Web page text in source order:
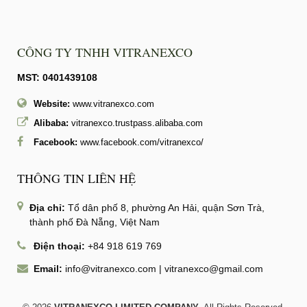
CÔNG TY TNHH VITRANEXCO
MST: 0401439108
Website: www.vitranexco.com
Alibaba: vitranexco.trustpass.alibaba.com
Facebook: www.facebook.com/vitranexco/
THÔNG TIN LIÊN HỆ
Địa chỉ: Tổ dân phố 8, phường An Hải, quận Sơn Trà,
thành phố Đà Nẵng, Việt Nam
Điện thoại: +84 918 619 769
Email: info@vitranexco.com | vitranexco@gmail.com